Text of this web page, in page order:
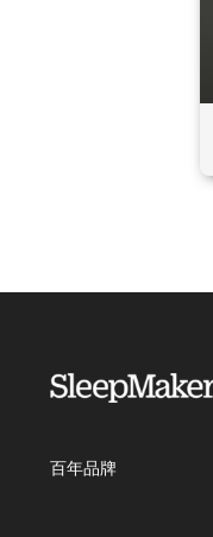
百年品牌